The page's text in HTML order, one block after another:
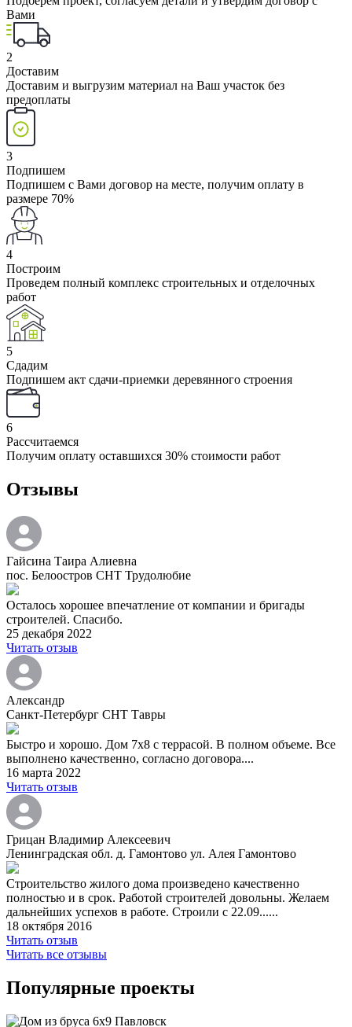
Вами
2
Доставим
Доставим и выгрузим материал на Ваш участок без
предоплаты
3
Подпишем
Подпишем с Вами договор на месте, получим оплату в
размере 70%
4
Построим
Проведем полный комплекс строительных и отделочных
работ
5
Сдадим
Подпишем акт сдачи-приемки деревянного строения
6
Рассчитаемся
Получим оплату оставшихся 30% стоимости работ
Отзывы
Гайсина Таира Алиевна
пос. Белоостров СНТ Трудолюбие
Осталось хорошее впечатление от компании и бригады
строителей. Спасибо.
25 декабря 2022
Читать отзыв
Александр
Санкт-Петербург СНТ Тавры
Быстро и хорошо. Дом 7х8 c террасой. В полном объеме. Все
выполнено качественно, согласно договора....
16 марта 2022
Читать отзыв
Грицан Владимир Алексеевич
Ленинградская обл. д. Гамонтово ул. Алея Гамонтово
Строительство жилого дома произведено качественно
полностью и в срок. Работой строителей довольны. Желаем
дальнейших успехов в работе. Строили с 22.09......
18 октября 2016
Читать отзыв
Читать все отзывы
Популярные проекты